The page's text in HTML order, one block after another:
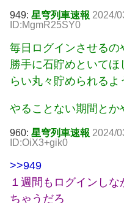
949: 星穹列車速報 2024/
ID:MgmR25SY0
毎日ログインさせるの
勝手に石貯めといてほ
らい丸々貯められる
やることない期間とか
960: 星穹列車速報 2024/
ID:OiX3+gik0
>>949
１週間もログインし
ちゃうだろ